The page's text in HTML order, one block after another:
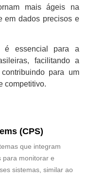
mais ágeis na
em dados precisos e
é essencial para a
facilitando a
para um
competitivo.
(CPS)
que integram
para monitorar e
sistemas, similar ao